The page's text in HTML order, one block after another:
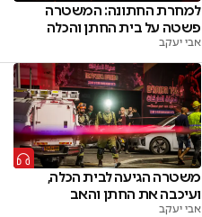
למחרת החתונה: המשטרה
פשטה על בית החתן והכלה
אבי יעקב
משטרה הגיעה לבית הכלה,
ועיכבה את החתן והאב
אבי יעקב